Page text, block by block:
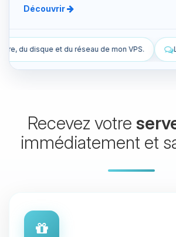
Découvrir
VPS. Liste les règles de pare-feu
Recevez votre
immédiatement et